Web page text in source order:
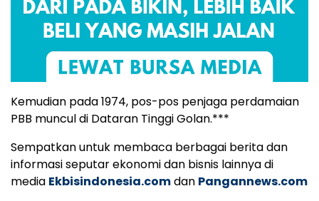
Kemudian pada 1974, pos-pos penjaga perdamaian
PBB muncul di Dataran Tinggi Golan.***
Sempatkan untuk membaca berbagai berita dan
informasi seputar ekonomi dan bisnis lainnya di
media Ekbisindonesia.comdan Pangannews.com